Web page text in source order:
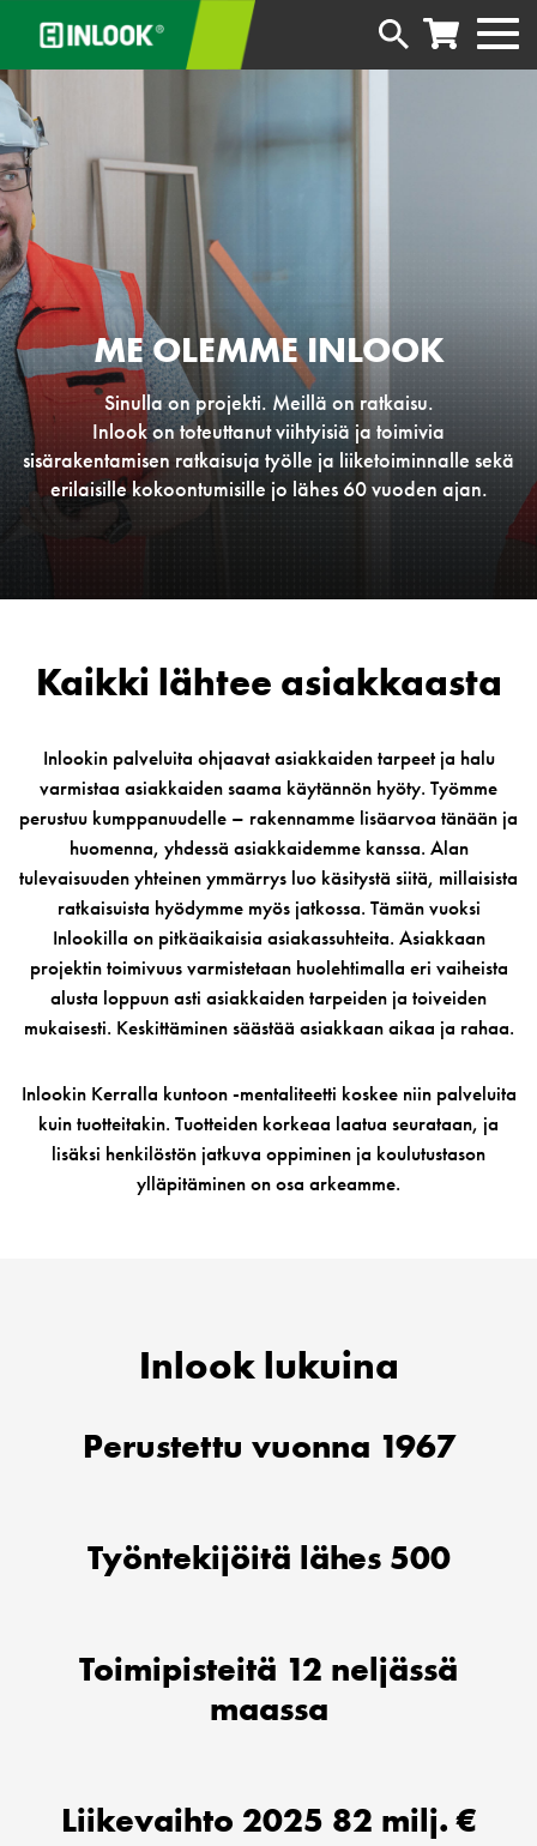
ME OLEMME INLOOK
Sinulla on projekti. Meillä on ratkaisu.
Inlook on toteuttanut viihtyisiä ja toimivia
sisärakentamisen ratkaisuja työlle ja liiketoiminnalle sekä
erilaisille kokoontumisille jo lähes 60 vuoden ajan.
Kaikki lähtee asiakkaasta
Inlookin palveluita ohjaavat asiakkaiden tarpeet ja halu
varmistaa asiakkaiden saama käytännön hyöty. Työmme
perustuu kumppanuudelle – rakennamme lisäarvoa tänään ja
huomenna, yhdessä asiakkaidemme kanssa. Alan
tulevaisuuden yhteinen ymmärrys luo käsitystä siitä, millaisista
ratkaisuista hyödymme myös jatkossa. Tämän vuoksi
Inlookilla on pitkäaikaisia asiakassuhteita. Asiakkaan
projektin toimivuus varmistetaan huolehtimalla eri vaiheista
alusta loppuun asti asiakkaiden tarpeiden ja toiveiden
mukaisesti. Keskittäminen säästää asiakkaan aikaa ja rahaa.
Inlookin Kerralla kuntoon -mentaliteetti koskee niin palveluita
kuin tuotteitakin. Tuotteiden korkeaa laatua seurataan, ja
lisäksi henkilöstön jatkuva oppiminen ja koulutustason
ylläpitäminen on osa arkeamme.
Inlook lukuina
Perustettu vuonna 1967
Työntekijöitä lähes 500
Toimipisteitä 12 neljässä
maassa
Liikevaihto 2025 82 milj. €